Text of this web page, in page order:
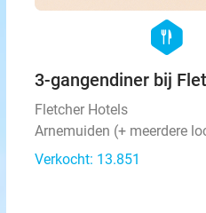
hexagon
food
3-gangendiner bij
Fletcher Hotels
Arnemuiden (+ meerdere
Verkocht: 13.851